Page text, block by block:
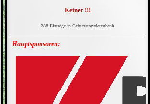
Keiner !!!
288 Einträge in Geburtstagsdatenbank
Hauptsponsoren: